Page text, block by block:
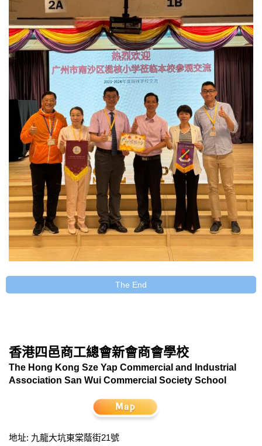
The End
香港四邑商工總會新會商會學校
The Hong Kong Sze Yap Commercial and Industrial
Association San Wui Commercial Society School
地址: 九龍大坑東棠蔭街21號